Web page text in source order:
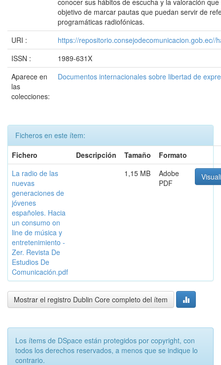
conocer sus hábitos de escucha y la valoración
objetivo de marcar pautas que puedan servir de
programáticas radiofónicas.
URI :
https://repositorio.consejodecomunicacion.gob.ec//
ISSN :
1989-631X
Aparece en
las
colecciones:
Documentos internacionales sobre libertad de
Ficheros en este ítem:
Fichero
Descripción Tamaño
Formato
La radio de las
nuevas
generaciones de
jóvenes
españoles. Hacia
un consumo on
line de música y
entretenimiento -
Zer. Revista De
Estudios De
Comunicación.pdf
1,15 MB
Adobe
PDF
Mostrar el registro Dublin Core completo del ítem
Los ítems de DSpace están protegidos por copyright, con
todos los derechos reservados, a menos que se indique lo
contrario.